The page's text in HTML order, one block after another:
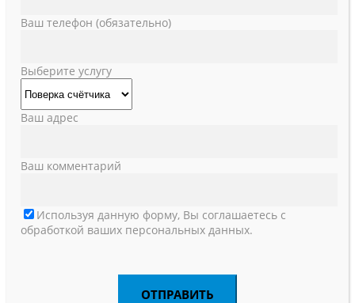
Ваш телефон (обязательно)
Выберите услугу
Ваш адрес
Ваш комментарий
Используя данную форму, Вы соглашаетесь с
обработкой ваших персональных данных.